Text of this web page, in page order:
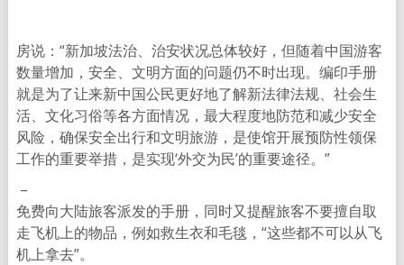
房说：“新加坡法治、治安状况总体较好，但随着中国游客
数量增加，安全、文明方面的问题仍不时出现。编印手册
就是为了让来新中国公民更好地了解新法律法规、社会生
活、文化习俗等各方面情况，最大程度地防范和减少安全
风险，确保安全出行和文明旅游，是使馆开展预防性领保
工作的重要举措，是实现‘外交为民’的重要途径。”
–
免费向大陆旅客派发的手册，同时又提醒旅客不要擅自取
走飞机上的物品，例如救生衣和毛毯，“这些都不可以从飞
机上拿去”。